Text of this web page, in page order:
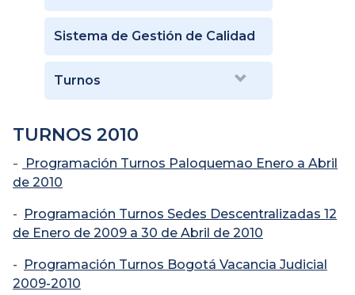
Sistema de Gestión de Calidad
Turnos
TURNOS 2010
-
Programación Turnos Paloquemao Enero a Abril
de 2010
- Programación Turnos Sedes Descentralizadas 12
de Enero de 2009 a 30 de Abril de 2010
- Programación Turnos Bogotá Vacancia Judicial
2009-2010